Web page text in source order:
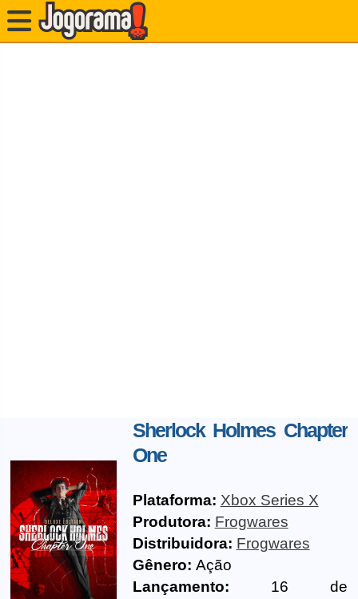
Sherlock Holmes Chapter
One
Plataforma: Xbox Series X
Produtora: Frogwares
Distribuidora: Frogwares
Gênero: Ação
Lançamento: 16 de